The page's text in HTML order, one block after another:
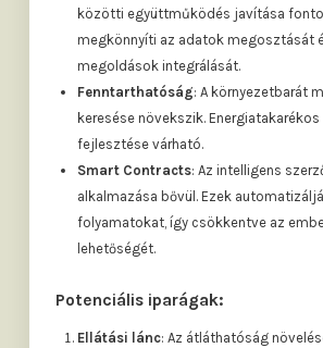
közötti együttműködés javítása
megkönnyíti az adatok megosztását
megoldások integrálását.
Fenntarthatóság: A környezetbarát
keresése növekszik.
fejlesztése várható.
Smart Contracts: Az intelligens
alkalmazása bővül. Ezek
folyamatokat, így csökkentve az
lehetőségét.
Potenciális iparágak:
Ellátási lánc: Az átláthatóság